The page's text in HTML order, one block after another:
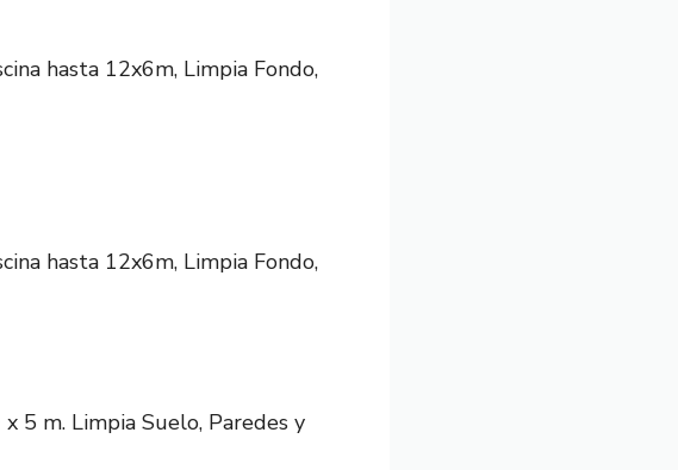
hasta 12x6m, Limpia Fondo,
hasta 12x6m, Limpia Fondo,
5 m. Limpia Suelo, Paredes y